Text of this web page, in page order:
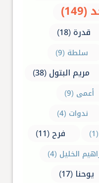
قدرة (18)
سلطة (9)
مريم البتول (38)
أعمى (9)
ندوات (4)
فرح (11)
الخليل (4)
يوحنا (17)